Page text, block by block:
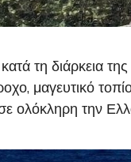
κατά τη
μαγευτικό
ολόκληρη την